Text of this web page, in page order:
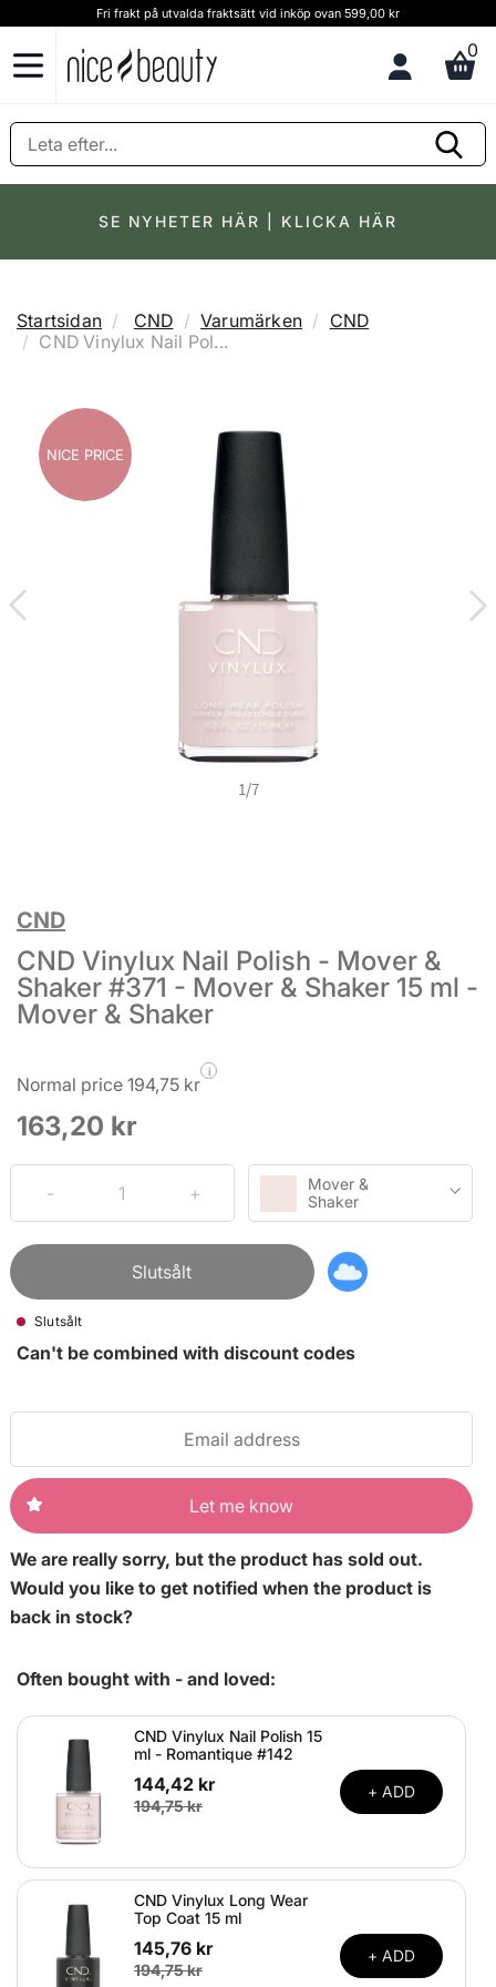
Fri frakt på utvalda fraktsätt vid inköp ovan 599,00 kr
0
SE NYHETER HÄR | KLICKA HÄR
Startsidan CND Varumärken
CND
CND Vinylux Nail Pol...
NICE PRICE
NICE PRICE
NICE PRICE
NICE PRICE
NICE PRICE
NICE PRICE
NICE PRICE
1/7
CND
CND Vinylux Nail Polish - Mover &
Shaker #371 - Mover & Shaker 15 ml -
Mover & Shaker
Normal price 194,75 kr
i
163,20 kr
Mover &
Shaker
Slutsålt
Slutsålt
Can't be combined with discount codes
Let me know
We are really sorry, but the product has sold out.
Would you like to get notified when the product is
back in stock?
Often bought with - and loved:
CND Vinylux Nail Polish 15
ml - Romantique #142
144,42 kr
194,75 kr
+ ADD
CND Vinylux Long Wear
Top Coat 15 ml
145,76 kr
194,75 kr
+ ADD